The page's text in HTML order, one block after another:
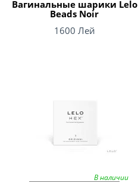
Вагинальные шарики Lelo
Beads Noir
1600 Лей
В наличии